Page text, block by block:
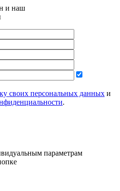
и наш
своих персональных данных и
.
параметрам